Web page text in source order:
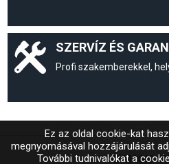
SZERVÍZ ÉS
Profi szakemberekkel,
© MAGIC
Ez az oldal cookie-kat
megnyomásával hozzájárulását
További tudnivalókat a